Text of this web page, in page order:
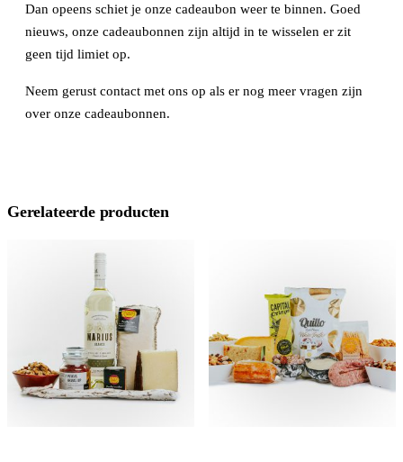
Dan opeens schiet je onze cadeaubon weer te binnen. Goed
nieuws, onze cadeaubonnen zijn altijd in te wisselen er zit
geen tijd limiet op.
Neem gerust contact met ons op als er nog meer vragen zijn
over onze cadeaubonnen.
Gerelateerde producten